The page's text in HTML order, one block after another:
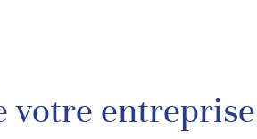
votre entreprise